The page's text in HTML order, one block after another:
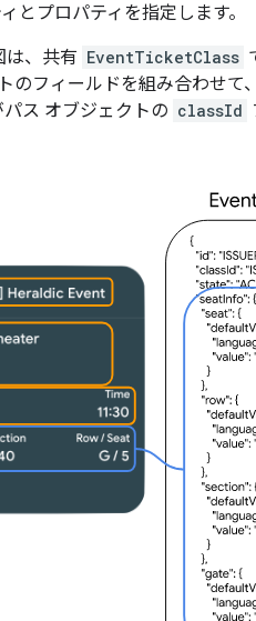
とプロパティを指定します。
は、共有 EventTicketClass
のフィールドを組み合わせて
ス オブジェクトの classId